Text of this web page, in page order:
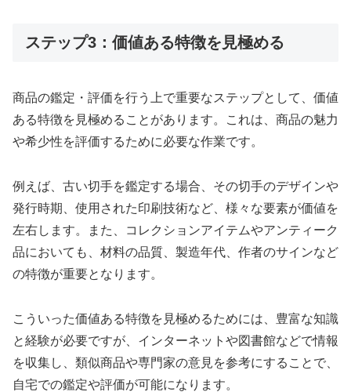
ステップ3：価値ある特徴を見極める
商品の鑑定・評価を行う上で重要なステップとして、価値
ある特徴を見極めることがあります。これは、商品の魅力
や希少性を評価するために必要な作業です。
例えば、古い切手を鑑定する場合、その切手のデザインや
発行時期、使用された印刷技術など、様々な要素が価値を
左右します。また、コレクションアイテムやアンティーク
品においても、材料の品質、製造年代、作者のサインなど
の特徴が重要となります。
こういった価値ある特徴を見極めるためには、豊富な知識
と経験が必要ですが、インターネットや図書館などで情報
を収集し、類似商品や専門家の意見を参考にすることで、
自宅での鑑定や評価が可能になります。